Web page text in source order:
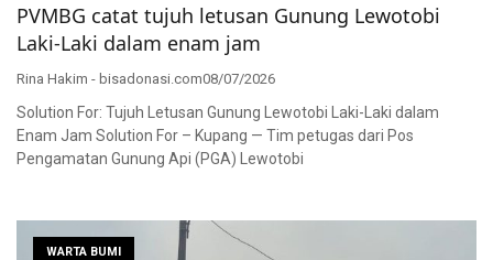
PVMBG catat tujuh letusan Gunung Lewotobi
Laki-Laki dalam enam jam
Rina Hakim - bisadonasi.com08/07/2026
Solution For: Tujuh Letusan Gunung Lewotobi Laki-Laki dalam
Enam Jam Solution For – Kupang — Tim petugas dari Pos
Pengamatan Gunung Api (PGA) Lewotobi
WARTA BUMI